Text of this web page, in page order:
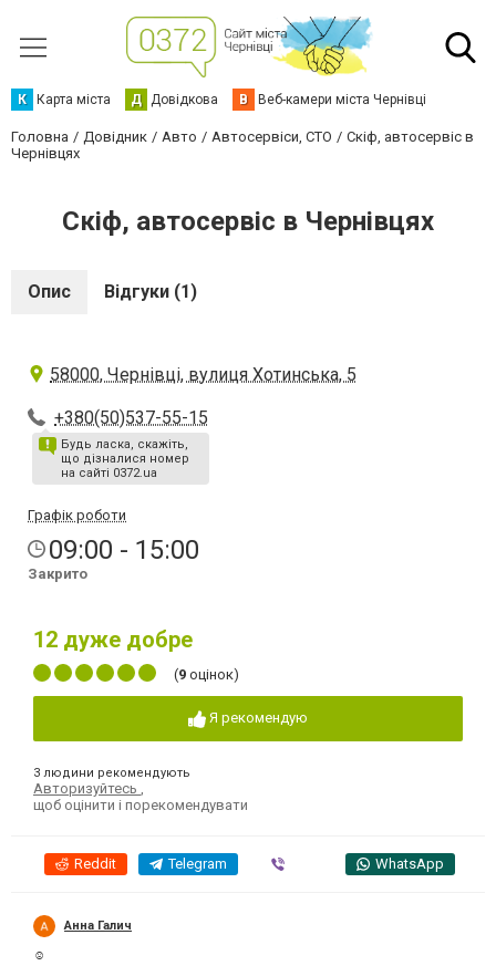
К Карта міста Д Довідкова В Веб-камери міста Чернівці
Головна Довідник Авто Автосервіси, СТО
Скіф, автосервіс в
Чернівцях
Скіф, автосервіс в Чернівцях
Опис Відгуки (1)
58000, Чернівці, вулиця Хотинська, 5
+380(50)537-55-15
Будь ласка, скажіть,
що дізналися номер
на сайті 0372.ua
Графік роботи
09:00 - 15:00
Закрито
12 дуже добре
(9 оцінок)
Я рекомендую
3 людини рекомендують
Авторизуйтесь
щоб оцінити і порекомендувати
Reddit Telegram WhatsApp
Анна Галич
☺️